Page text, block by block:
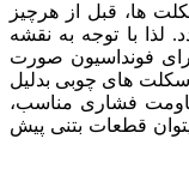
ها، قبل از هرچیز
لذا با توجه به نقشه
فونداسیون صورت
های چوبی بدلیل
فشاری مناسب،
قطعات بتنی پیش